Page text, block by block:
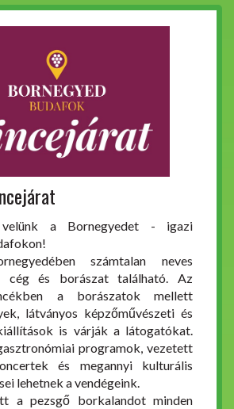
a Bornegyedet - igazi
számtalan neves
cég és borászat található. Az
a borászatok mellett
látványos képzőművészeti és
is várják a látogatókat.
programok, vezetett
és megannyi kulturális
lehetnek a vendégeink.
a pezsgő borkalandot minden